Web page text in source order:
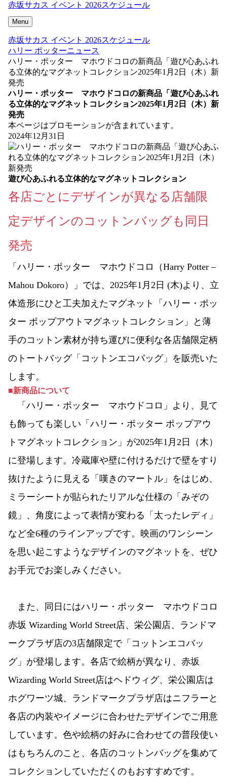
赤坂サカス イベント 2026スケジュール
Menu
赤坂サカス イベント 2026スケジュール
ハリー ポッターニュース
ハリー・ポッター マホウドコロの新商品「遊び心あふれ
る立体的なマグネットコレクション2025年1月2日（木）新
発売
ハリー・ポッター マホウドコロの新商品「遊び心あふれ
る立体的なマグネットコレクション2025年1月2日（木）新
発売
本ページはプロモーションが含まれています。
2024年12月31日
遊び心あふれる立体的なマグネットコレクション
各店ごとにデザインが異なる店舗限
定デザインのコットンバッグも同日
発売
「ハリー・ポッター マホウドコロ（Harry Potter –
Mahou Dokoro）」では、2025年1月2日 (木)より、立
体造形にひと工夫加えたマグネット「ハリー・ポッ
ター ポップアウトマグネットコレクション」と薄
手のコットン素材が持ち運びに便利な各店舗限定柄
のトートバッグ「コットンエコバッグ」を販売いた
します。
■新商品について
「ハリー・ポッター マホウドコロ」より、見て
も飾っても楽しい「ハリー・ポッター ポップアウ
トマグネットコレクション」が2025年1月2日（木）
に登場します。冷蔵庫や壁に付けるだけで壁をすり
抜けたように見える「嘆きのマートル」をはじめ、
ミラーシートが貼られたリアルな仕様の「みぞの
鏡」、角度によって表情が変わる「太ったレディ」
など全6種のラインアップです。映画のワンシーン
を思い起こすようなデザインのマグネットを、ぜひ
お手元でお楽しみください。
また、同日にはハリー・ポッター マホウドコロ
赤坂 Wizarding World Street店、栄公園店、ランドマ
ークプラザ店の3店舗限定で「コットンエコバッ
グ」が登場します。各店で絵柄が異なり、赤坂
Wizarding World Street店はヘドウィグ、栄公園店は
ホグワーツ城、ランドマークプラザ店はニフラーと
各店の内装やイメージに合わせたデザインでご用意
しています。色や絵柄の好みに合わせての普段使い
はもちろんのこと、各店のコットンバッグを集めて
コレクションしていただくのもおすすめです。